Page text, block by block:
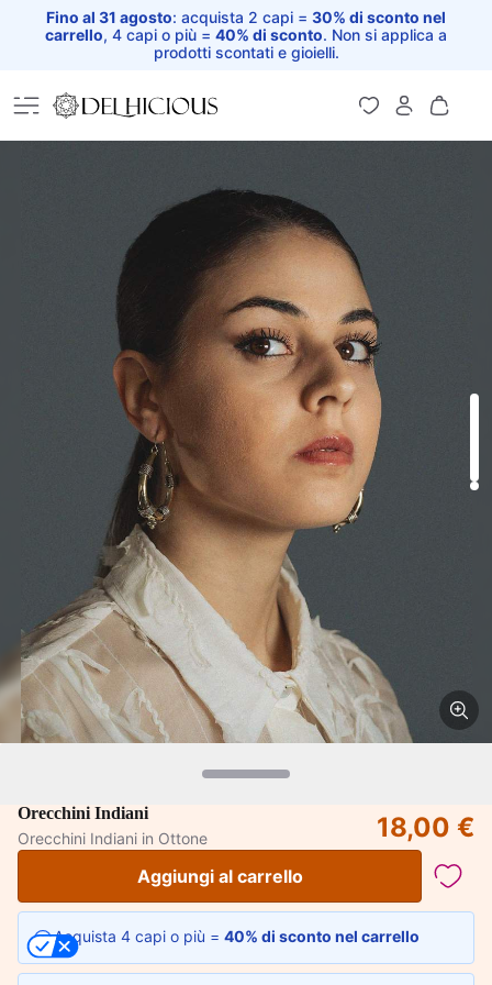
Fino al 31 agosto: acquista 2 capi = 30% di sconto nel
carrello, 4 capi o più = 40% di sconto. Non si applica a
prodotti scontati e gioielli.
Home
Orecchini Indiani
Orecchini Indiani in Ottone
18,00 €
Aggiungi al carrello
Acquista 4 capi o più = 40% di sconto nel carrello